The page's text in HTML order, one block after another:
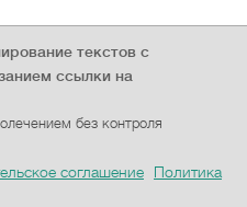
текстов с
ссылки на
без контроля
соглашение
Политика